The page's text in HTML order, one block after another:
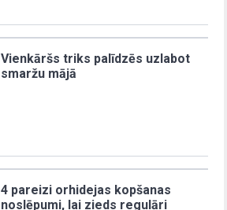
Vienkāršs triks palīdzēs uzlabot
smaržu mājā
4 pareizi orhidejas kopšanas
noslēpumi, lai zieds regulāri